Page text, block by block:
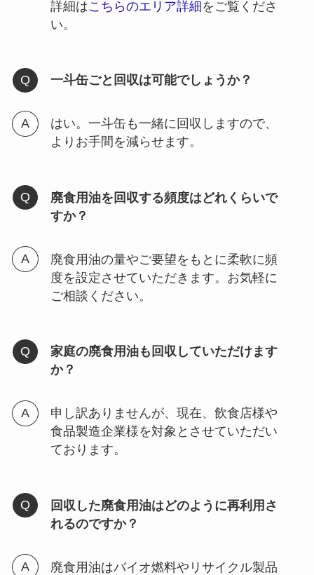
詳細はこちらのエリア詳細をご覧くださ
い。
一斗缶ごと回収は可能でしょうか？
はい。一斗缶も一緒に回収しますので、
よりお手間を減らせます。
廃食用油を回収する頻度はどれくらいで
すか？
廃食用油の量やご要望をもとに柔軟に頻
度を設定させていただきます。お気軽に
ご相談ください。
家庭の廃食用油も回収していただけます
か？
申し訳ありませんが、現在、飲食店様や
食品製造企業様を対象とさせていただい
ております。
回収した廃食用油はどのように再利用さ
れるのですか？
廃食用油はバイオ燃料やリサイクル製品